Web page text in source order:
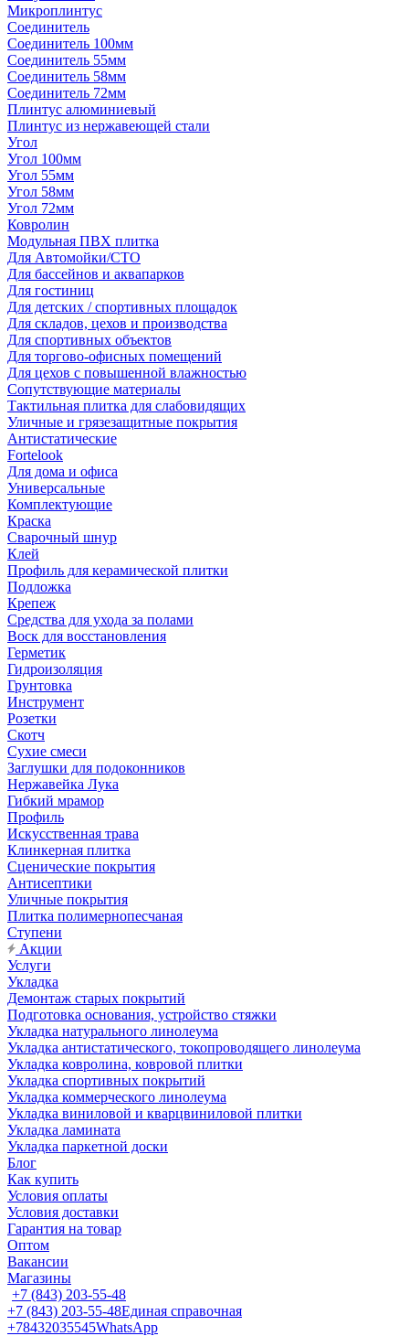
Микроплинтус
Соединитель
Соединитель 100мм
Соединитель 55мм
Соединитель 58мм
Соединитель 72мм
Плинтус алюминиевый
Плинтус из нержавеющей стали
Угол
Угол 100мм
Угол 55мм
Угол 58мм
Угол 72мм
Ковролин
Модульная ПВХ плитка
Для Автомойки/СТО
Для бассейнов и аквапарков
Для гостиниц
Для детских / спортивных площадок
Для складов, цехов и производства
Для спортивных объектов
Для торгово-офисных помещений
Для цехов с повышенной влажностью
Сопутствующие материалы
Тактильная плитка для слабовидящих
Уличные и грязезащитные покрытия
Антистатические
Fortelook
Для дома и офиса
Универсальные
Комплектующие
Краска
Сварочный шнур
Клей
Профиль для керамической плитки
Подложка
Крепеж
Средства для ухода за полами
Воск для восстановления
Герметик
Гидроизоляция
Грунтовка
Инструмент
Розетки
Скотч
Сухие смеси
Заглушки для подоконников
Нержавейка Лука
Гибкий мрамор
Профиль
Искусственная трава
Клинкерная плитка
Сценические покрытия
Антисептики
Уличные покрытия
Плитка полимернопесчаная
Ступени
Акции
Услуги
Укладка
Демонтаж старых покрытий
Подготовка основания, устройство стяжки
Укладка натурального линолеума
Укладка антистатического, токопроводящего линолеума
Укладка ковролина, ковровой плитки
Укладка спортивных покрытий
Укладка коммерческого линолеума
Укладка виниловой и кварцвиниловой плитки
Укладка ламината
Укладка паркетной доски
Блог
Как купить
Условия оплаты
Условия доставки
Гарантия на товар
Оптом
Вакансии
Магазины
+7 (843) 203-55-48
+7 (843) 203-55-48Единая справочная
+78432035545WhatsApp